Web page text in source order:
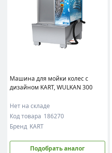
Машина для мойки колес с
дизайном KART, WULKAN 300
Нет на складе
Код товара 186270
Бренд KART
Подобрать аналог